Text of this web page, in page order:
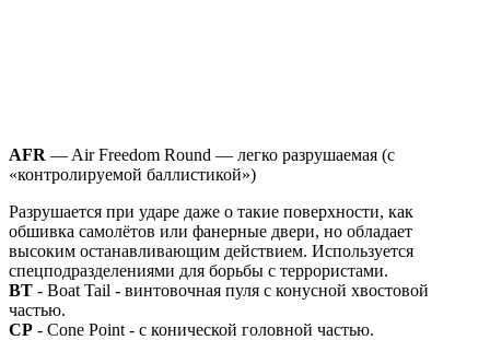
AFR — Air Freedom Round — легко разрушаемая (с
«контролируемой баллистикой»)
Разрушается при ударе даже о такие поверхности, как
обшивка самолётов или фанерные двери, но обладает
высоким останавливающим действием. Используется
спецподразделениями для борьбы с террористами.
BT - Boat Tail - винтовочная пуля с конусной хвостовой
частью.
CP - Cone Point - с конической головной частью.